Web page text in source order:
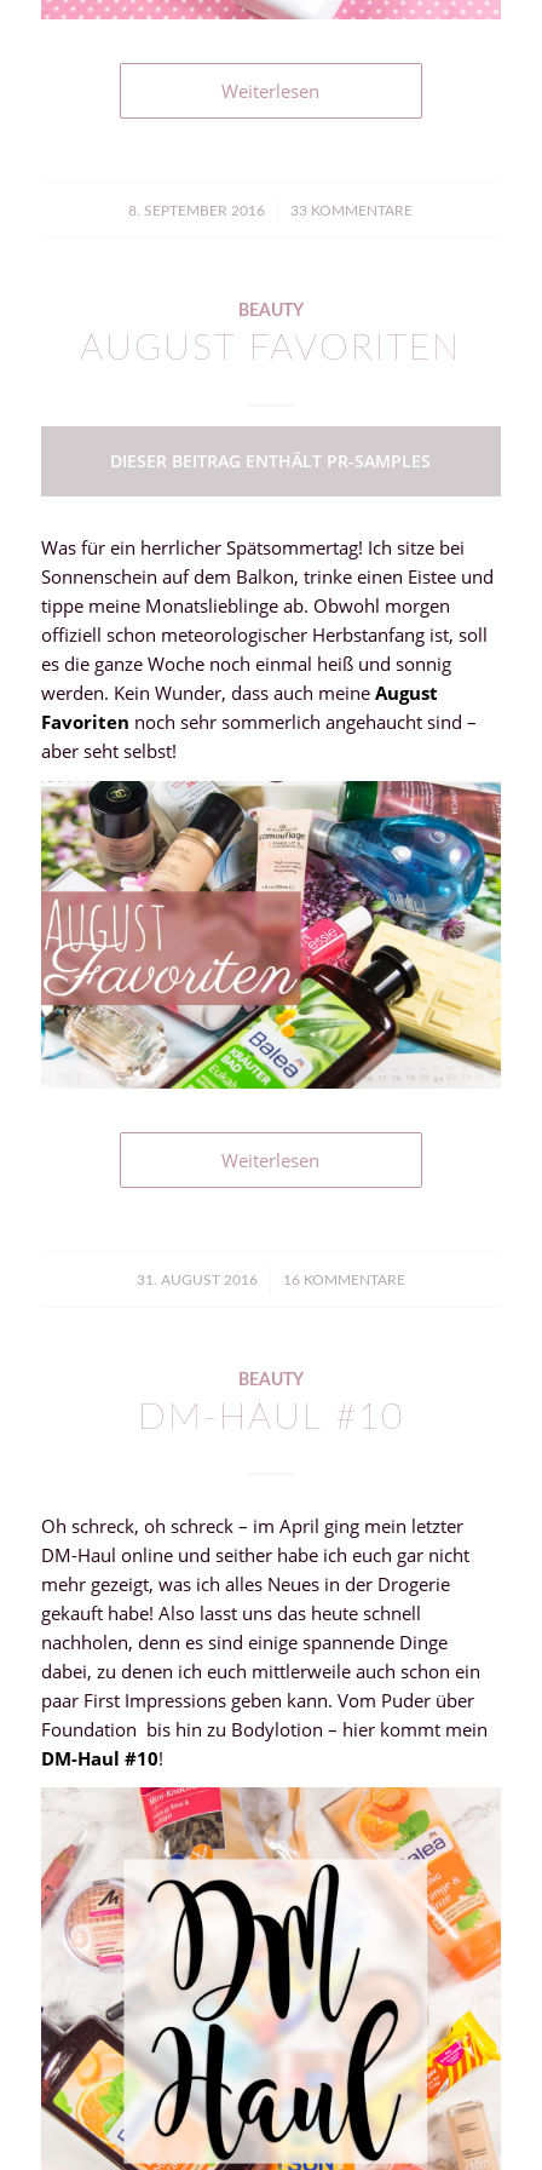
Weiterlesen
8. SEPTEMBER 2016
/ 33 KOMMENTARE
BEAUTY
AUGUST FAVORITEN
DIESER BEITRAG ENTHÄLT PR-SAMPLES
Was für ein herrlicher Spätsommertag! Ich sitze bei
Sonnenschein auf dem Balkon, trinke einen Eistee und
tippe meine Monatslieblinge ab. Obwohl morgen
offiziell schon meteorologischer Herbstanfang ist, soll
es die ganze Woche noch einmal heiß und sonnig
werden. Kein Wunder, dass auch meine August
Favoriten noch sehr sommerlich angehaucht sind –
aber seht selbst!
Weiterlesen
31. AUGUST 2016
/ 16 KOMMENTARE
BEAUTY
DM-HAUL #10
Oh schreck, oh schreck – im April ging mein letzter
DM-Haul online und seither habe ich euch gar nicht
mehr gezeigt, was ich alles Neues in der Drogerie
gekauft habe! Also lasst uns das heute schnell
nachholen, denn es sind einige spannende Dinge
dabei, zu denen ich euch mittlerweile auch schon ein
paar First Impressions geben kann. Vom Puder über
Foundation bis hin zu Bodylotion – hier kommt mein
DM-Haul #10!